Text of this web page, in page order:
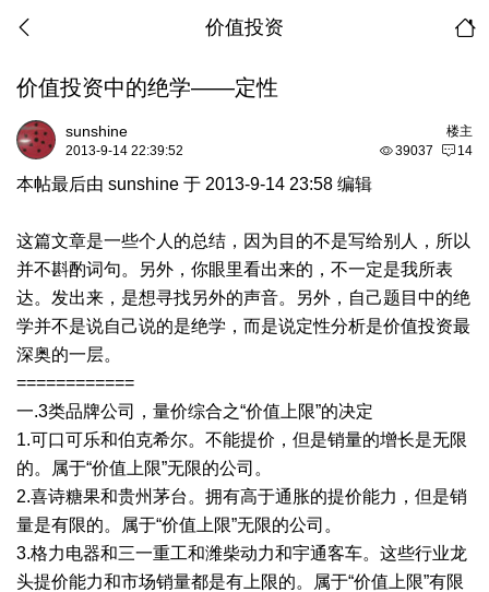
价值投资
价值投资中的绝学——定性
楼主
sunshine
39037 14
2013-9-14 22:39:52
本帖最后由 sunshine 于 2013-9-14 23:58 编辑
这篇文章是一些个人的总结，因为目的不是写给别人，所以
并不斟酌词句。另外，你眼里看出来的，不一定是我所表
达。发出来，是想寻找另外的声音。另外，自己题目中的绝
学并不是说自己说的是绝学，而是说定性分析是价值投资最
深奥的一层。
============
一.3类品牌公司，量价综合之“价值上限”的决定
1.可口可乐和伯克希尔。不能提价，但是销量的增长是无限
的。属于“价值上限”无限的公司。
2.喜诗糖果和贵州茅台。拥有高于通胀的提价能力，但是销
量是有限的。属于“价值上限”无限的公司。
3.格力电器和三一重工和潍柴动力和宇通客车。这些行业龙
头提价能力和市场销量都是有上限的。属于“价值上限”有限